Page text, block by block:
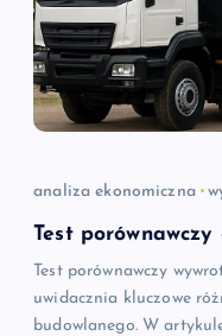
analiza ekonomiczna
Test
Test porównawczy
uwidacznia kluczowe
budowlanego. W